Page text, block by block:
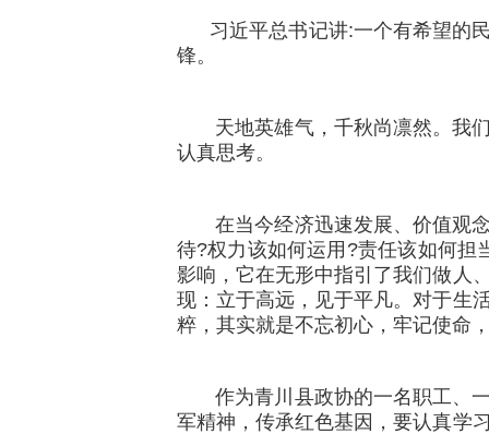
习近平总书记讲:一个有希望的民
锋。
天地英雄气，千秋尚凛然。我们
认真思考。
在当今经济迅速发展、价值观念
待?权力该如何运用?责任该如何担
影响，它在无形中指引了我们做人
现：立于高远，见于平凡。对于生
粹，其实就是不忘初心，牢记使命
作为青川县政协的一名职工、一
军精神，传承红色基因，要认真学